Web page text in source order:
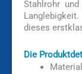
Stahlrohr
dieses
Die